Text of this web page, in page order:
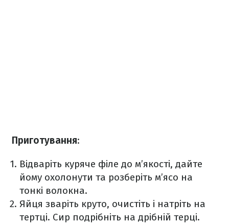
Приготування:
Відваріть куряче філе до м’якості, дайте
йому охолонути та розберіть м’ясо на
тонкі волокна.
Яйця зваріть круто, очистіть і натріть на
тертці. Сир подрібніть на дрібній терці.